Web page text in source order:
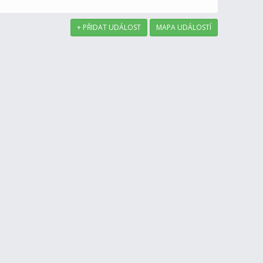
+ PŘIDAT UDÁLOST MAPA UDÁLOSTÍ